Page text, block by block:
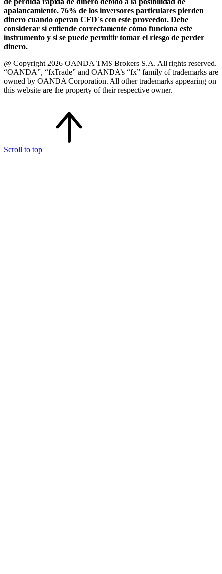
de pérdida rápida de dinero debido a la posibilidad de
apalancamiento. 76% de los inversores particulares pierden
dinero cuando operan CFD´s con este proveedor. Debe
considerar si entiende correctamente cómo funciona este
instrumento y si se puede permitir tomar el riesgo de perder
dinero.
@ Copyright 2026 OANDA TMS Brokers S.A. All rights reserved.
“OANDA”, “fxTrade” and OANDA’s “fx” family of trademarks are
owned by OANDA Corporation. All other trademarks appearing on
this website are the property of their respective owner.
Scroll to top